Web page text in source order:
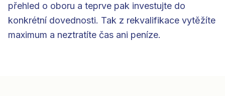
přehled o oboru a teprve pak investujte do
konkrétní dovednosti. Tak z rekvalifikace vytěžíte
maximum a neztratíte čas ani peníze.